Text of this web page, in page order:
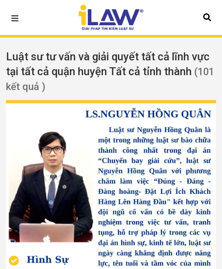
Luật sư tư vấn và giải quyết tất cả lĩnh vực
tại tất cả quận huyện Tất cả tỉnh thành (101
kết quả )